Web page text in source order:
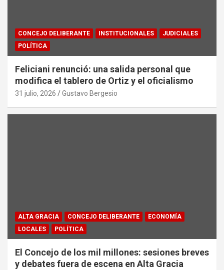
CONCEJO DELIBERANTE INSTITUCIONALES
JUDICIALES
POLÍTICA
Feliciani renunció: una salida personal que
modifica el tablero de Ortiz y el oficialismo
31 julio, 2026 Gustavo Bergesio
ALTA GRACIA CONCEJO DELIBERANTE
ECONOMÍA
LOCALES
POLÍTICA
El Concejo de los mil millones: sesiones breves
y debates fuera de escena en Alta Gracia